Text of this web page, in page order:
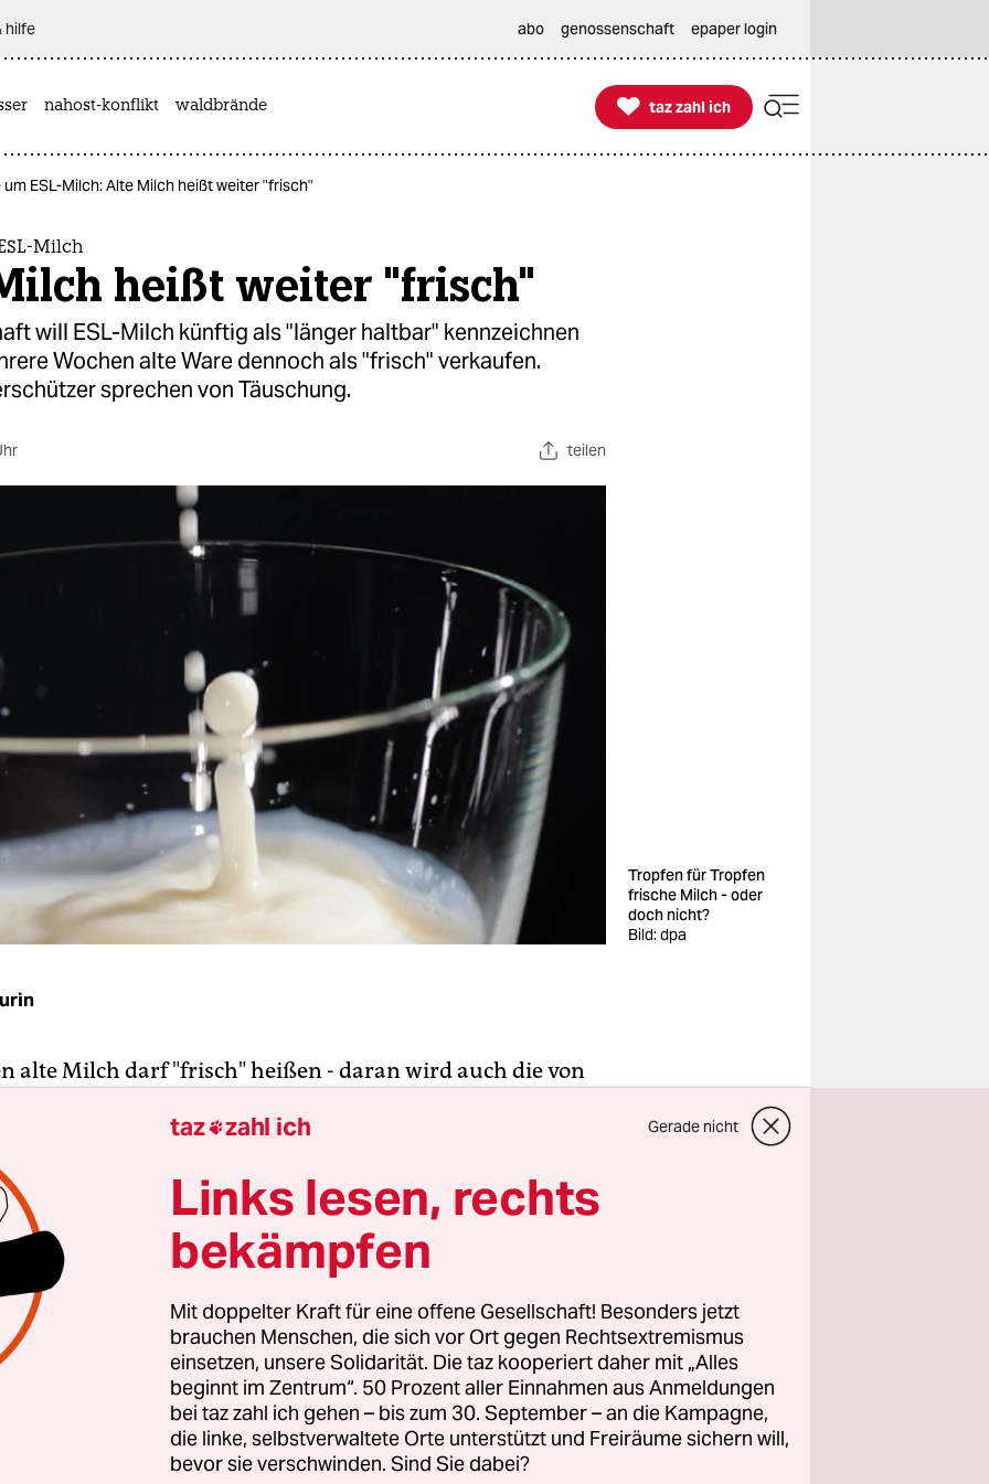
hilfe abo genossenschaft epaper login
nahost-konflikt waldbrände 
taz zahl ich
taz zahl ich
ESL-Milch: Alte Milch heißt weiter "frisch"
Milch
heißt weiter "frisch"
will ESL-Milch künftig als "länger haltbar" kennzeichnen
Wochen alte Ware dennoch als "frisch" verkaufen.
sprechen von Täuschung.
teilen
Tropfen für Tropfen
frische Milch - oder
doch nicht?
Bild: dpa
alte Milch darf "frisch" heißen - daran wird auch die von
haltbare ESL-Milch nichts ändern. Diese soll künftig
dem Zusatz "länger frisch" gekennzeichnet werden.
sind unzufrieden: "Diese freiwillige
ändert nichts an der Verbrauchertäuschung mit
sagte Ernährungswissenschaftlerin Silke Schwartau
Hamburg am Mittwoch der taz.
wird so erhitzt, dass sie gekühlt bis zu vier Wochen haltbar
nicht so schmeckt wie die mehr als drei Monate
Milch. Praktisch für die Supermärkte, die weniger oft Milch
schlechte gewordene wegkippen müssen. Die
taz zahl ich Gerade nicht
Links lesen, rechts
bekämpfen
Mit doppelter Kraft für eine offene Gesellschaft! Besonders jetzt
brauchen Menschen, die sich vor Ort gegen Rechtsextremismus
einsetzen, unsere Solidarität. Die taz kooperiert daher mit „Alles
beginnt im Zentrum“. 50 Prozent aller Einnahmen aus Anmeldungen
bei taz zahl ich gehen – bis zum 30. September – an die Kampagne,
die linke, selbstverwaltete Orte unterstützt und Freiräume sichern will,
bevor sie verschwinden. Sind Sie dabei?